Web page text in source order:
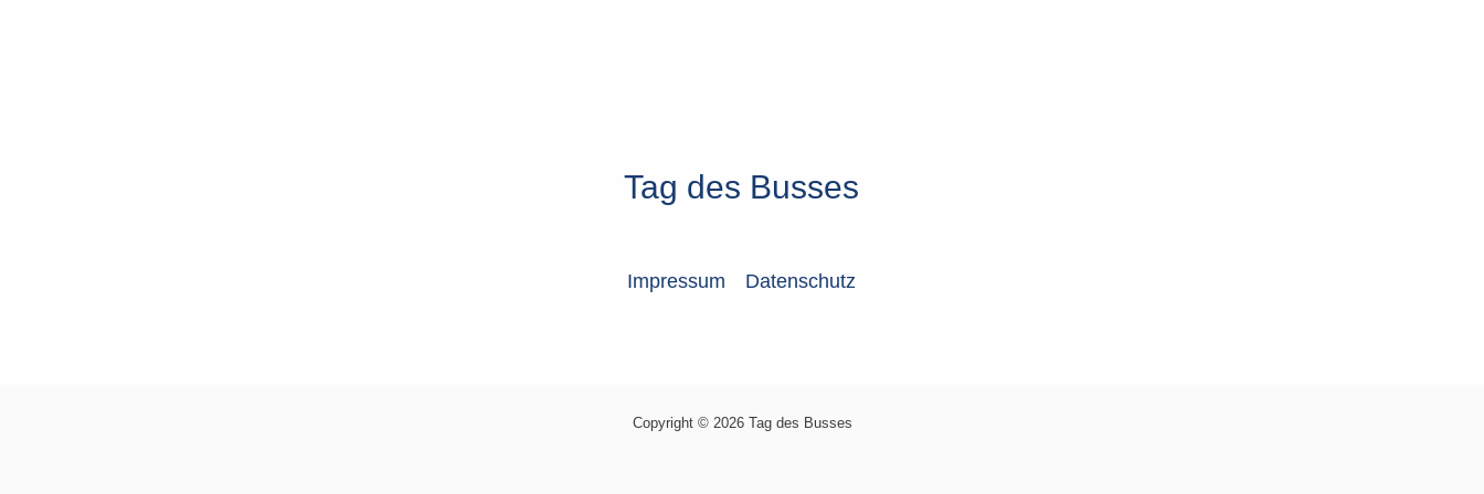
Tag des Busses
Impressum Datenschutz
Copyright © 2026 Tag des Busses